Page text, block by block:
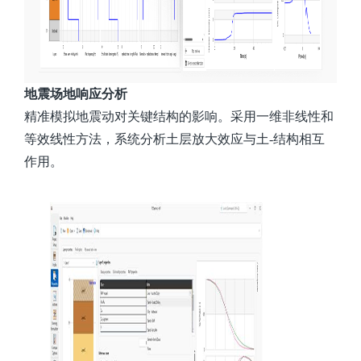
地震场地响应分析
精准模拟地震动对关键结构的影响。采用一维非线性和
等效线性方法，系统分析土层放大效应与土-结构相互
作用。